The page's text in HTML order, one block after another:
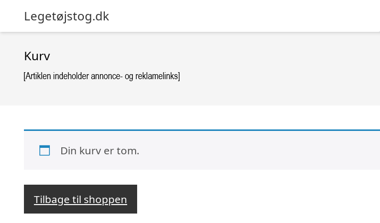
Legetøjstog.dk
Kurv
Din kurv er tom.
Tilbage til shoppen